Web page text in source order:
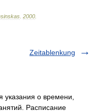
2000
Zeitablenkung
о времени,
Расписание